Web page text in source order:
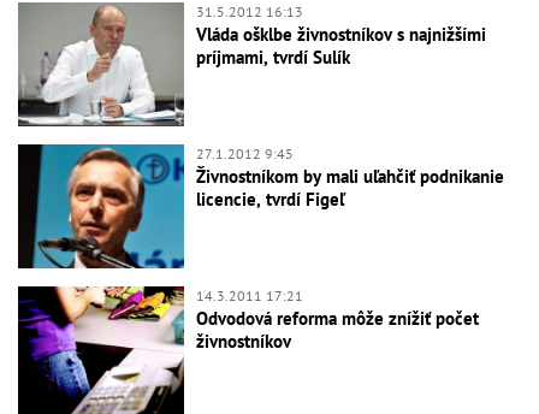
31.5.2012 16:13
Vláda ošklbe živnostníkov s najnižšími
príjmami, tvrdí Sulík
27.1.2012 9:45
Živnostníkom by mali uľahčiť podnikanie
licencie, tvrdí Figeľ
14.3.2011 17:21
Odvodová reforma môže znížiť počet
živnostníkov